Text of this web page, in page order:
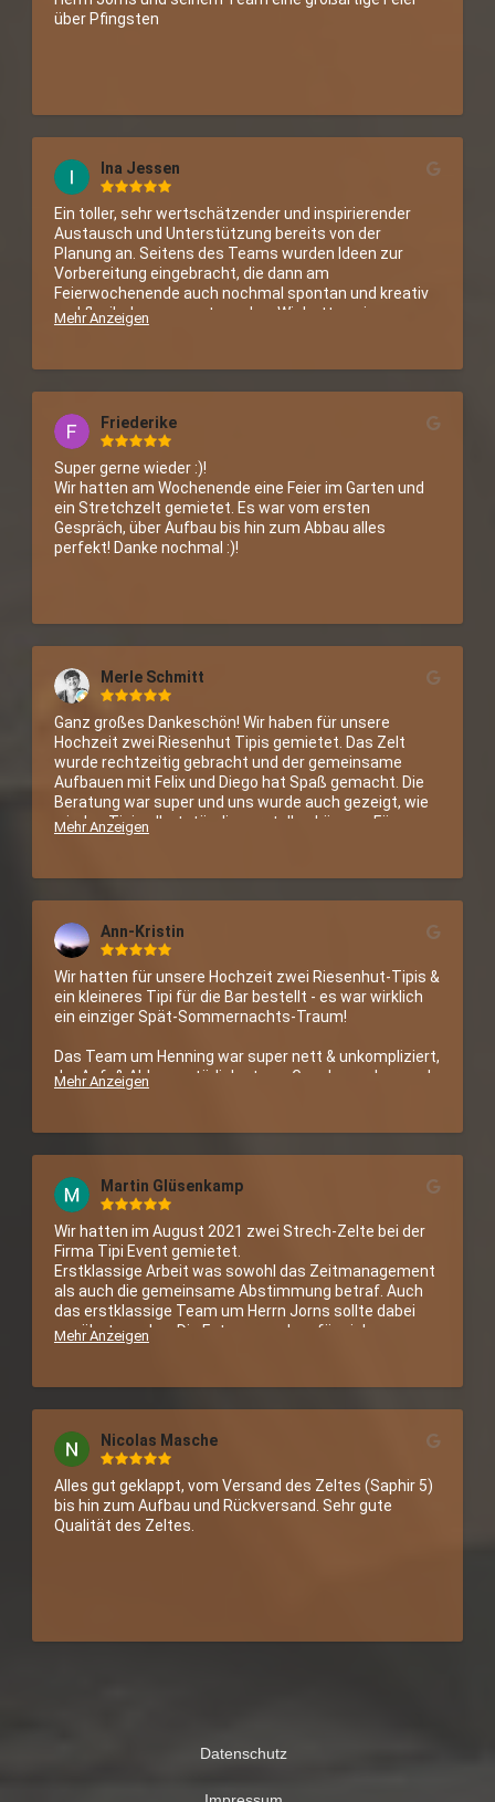
über Pfingsten
Ina Jessen
Ein toller, sehr wertschätzender und inspirierender
Austausch und Unterstützung bereits von der
Planung an. Seitens des Teams wurden Ideen zur
Vorbereitung eingebracht, die dann am
Feierwochenende auch nochmal spontan und kreativ
und flexibel angepasst wurden. Wir hatten ein
früh bis spät in die Nacht hinein immer wieder von
Gästen aufgesucht wurde zum Entspannen, Feiern
und Klönen. Wir empfehlen das Team und ihre Zelte
wärmstens!
Mehr Anzeigen
Friederike
Super gerne wieder :)!
Wir hatten am Wochenende eine Feier im Garten und
ein Stretchzelt gemietet. Es war vom ersten
Gespräch, über Aufbau bis hin zum Abbau alles
perfekt! Danke nochmal :)!
Merle Schmitt
Ganz großes Dankeschön! Wir haben für unsere
Hochzeit zwei Riesenhut Tipis gemietet. Das Zelt
wurde rechtzeitig gebracht und der gemeinsame
Aufbauen mit Felix und Diego hat Spaß gemacht. Die
Beratung war super und uns wurde auch gezeigt, wie
wir das Tipi selbstständig verstellen können. Für
Mehr Anzeigen
Ann-Kristin
Wir hatten für unsere Hochzeit zwei Riesenhut-Tipis &
ein kleineres Tipi für die Bar bestellt - es war wirklich
ein einziger Spät-Sommernachts-Traum!
Das Team um Henning war super nett & unkompliziert,
der Auf- & Abbau natürlich etwas Geackere, aber auch
möchten. :-)
Danke für die schönste Hochzeitsfeier und viele Grüße
von Gunnar & Ann-Kristin
Mehr Anzeigen
Martin Glüsenkamp
Wir hatten im August 2021 zwei Strech-Zelte bei der
Firma Tipi Event gemietet.
Erstklassige Arbeit was sowohl das Zeitmanagement
als auch die gemeinsame Abstimmung betraf. Auch
das erstklassige Team um Herrn Jorns sollte dabei
erwähnt werden. Die Fotos sprechen für sich.
Mehr Anzeigen
Nicolas Masche
Alles gut geklappt, vom Versand des Zeltes (Saphir 5)
bis hin zum Aufbau und Rückversand. Sehr gute
Qualität des Zeltes.
Datenschutz